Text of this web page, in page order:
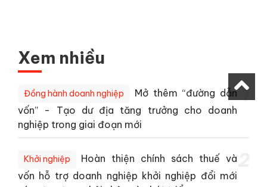
Xem nhiều
Đồng hành doanh nghiệp
Mở thêm “đường dẫn
vốn” - Tạo dư địa tăng trưởng cho doanh
nghiệp trong giai đoạn mới
1
Khởi nghiệp
Hoàn thiện chính sách thuế và
vốn hỗ trợ doanh nghiệp khởi nghiệp đổi mới